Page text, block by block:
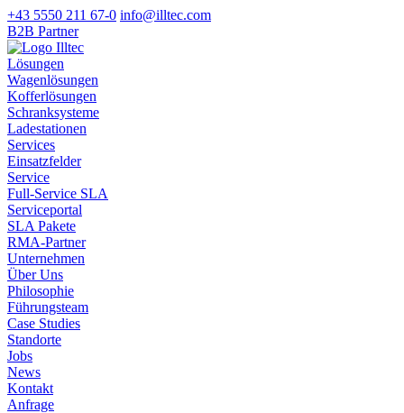
+43 5550 211 67-0 info@illtec.com
B2B Partner
Lösungen
Wagenlösungen
Kofferlösungen
Schranksysteme
Ladestationen
Services
Einsatzfelder
Service
Full-Service SLA
Serviceportal
SLA Pakete
RMA-Partner
Unternehmen
Über Uns
Philosophie
Führungsteam
Case Studies
Standorte
Jobs
News
Kontakt
Anfrage